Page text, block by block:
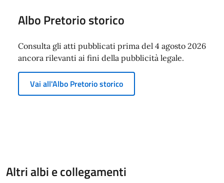
Albo Pretorio storico
Consulta gli atti pubblicati prima del 4 agosto 2026
ancora rilevanti ai fini della pubblicità legale.
Vai all'Albo Pretorio storico
Altri albi e collegamenti